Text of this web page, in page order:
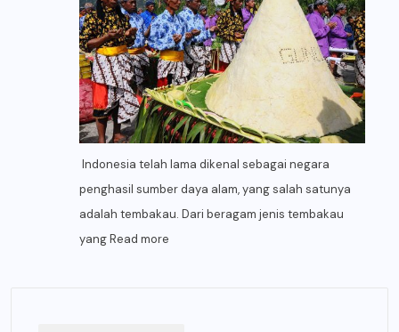
Indonesia telah lama dikenal sebagai negara
penghasil sumber daya alam, yang salah satunya
adalah tembakau. Dari beragam jenis tembakau
yangRead more